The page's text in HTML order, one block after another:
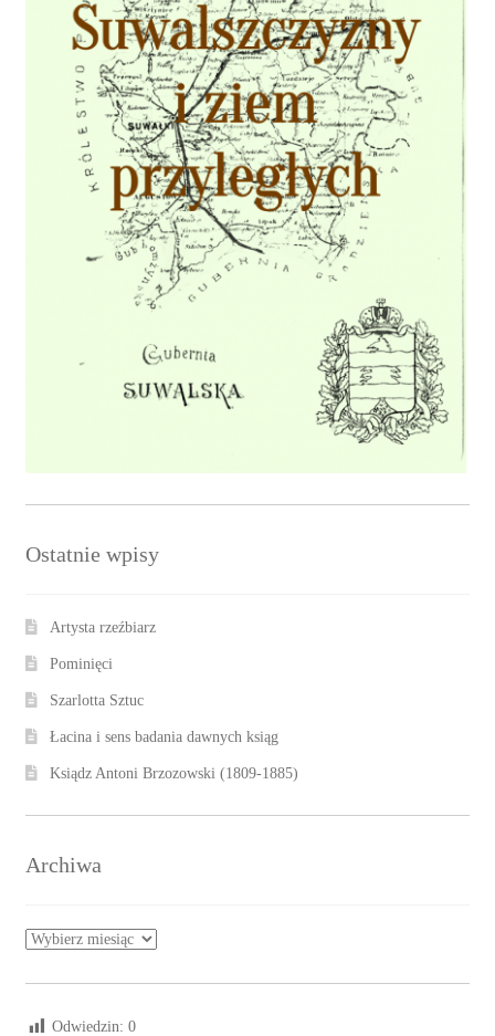
Ostatnie wpisy
Artysta rzeźbiarz
Pominięci
Szarlotta Sztuc
Łacina i sens badania dawnych ksiąg
Ksiądz Antoni Brzozowski (1809-1885)
Archiwa
Archiwa
Odwiedzin: 0